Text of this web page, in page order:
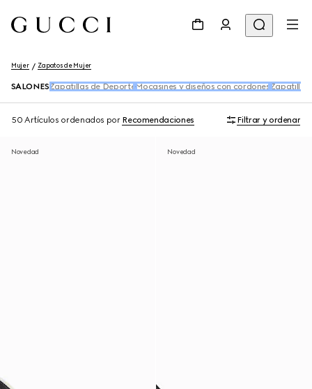
Mujer Zapatos de Mujer
SALONES Zapatillas de DeporteMocasines y diseños con cordones Zapatillas
50 Artículos ordenados por Recomendaciones Filtrar y ordenar
Novedad Novedad